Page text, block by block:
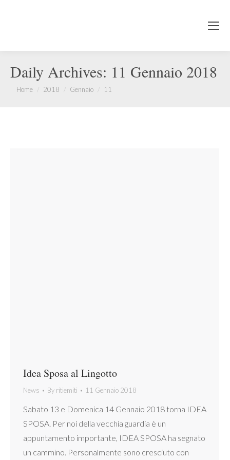
Daily Archives: 11 Gennaio 2018
You are here:
Home 2018 Gennaio 11
Idea Sposa al Lingotto
News By ritiemiti 11 Gennaio 2018
Sabato 13 e Domenica 14 Gennaio 2018 torna IDEA
SPOSA. Per noi della vecchia guardia è un
appuntamento importante, IDEA SPOSA ha segnato
un cammino. Personalmente sono cresciuto con